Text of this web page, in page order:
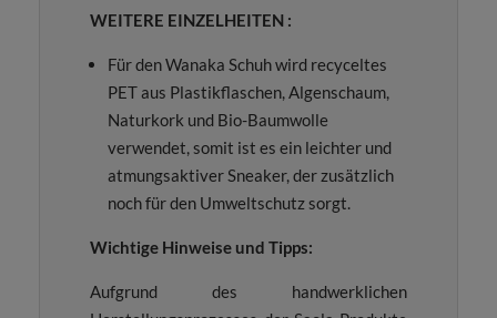
WEITERE EINZELHEITEN :
Für den Wanaka Schuh wird recyceltes
PET aus Plastikflaschen, Algenschaum,
Naturkork und Bio-Baumwolle
verwendet, somit ist es ein leichter und
atmungsaktiver Sneaker, der zusätzlich
noch für den Umweltschutz sorgt.
Wichtige Hinweise und Tipps:
Aufgrund des handwerklichen